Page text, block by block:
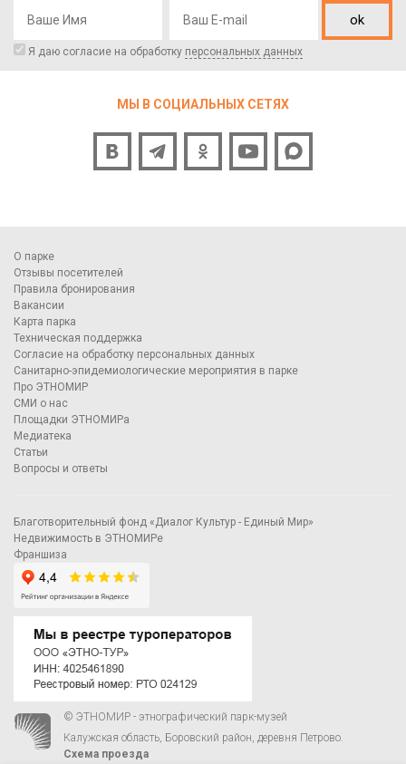
ok
Я даю согласие на обработку персональных данных
МЫ В СОЦИАЛЬНЫХ СЕТЯХ
О парке
Отзывы посетителей
Правила бронирования
Вакансии
Карта парка
Техническая поддержка
Согласие на обработку персональных данных
Санитарно-эпидемиологические мероприятия в парке
Про ЭТНОМИР
СМИ о нас
Площадки ЭТНОМИРа
Медиатека
Статьи
Вопросы и ответы
Благотворительный фонд «Диалог Культур - Единый Мир»
Недвижимость в ЭТНОМИРе
Франшиза
© ЭТНОМИР - этнографический парк-музей
Калужская область, Боровский район, деревня Петрово.
Схема проезда